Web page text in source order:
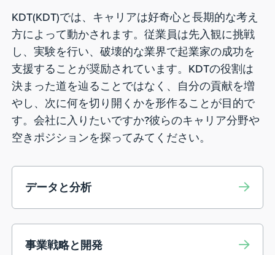
KDT(KDT)では、キャリアは好奇心と長期的な考え
方によって動かされます。従業員は先入観に挑戦
し、実験を行い、破壊的な業界で起業家の成功を
支援することが奨励されています。KDTの役割は
決まった道を辿ることではなく、自分の貢献を増
やし、次に何を切り開くかを形作ることが目的で
す。会社に入りたいですか?彼らのキャリア分野や
空きポジションを探ってみてください。
データと分析
事業戦略と開発